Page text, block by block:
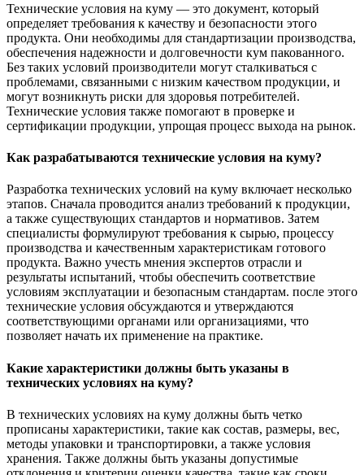
Технические условия на куму — это документ, который
определяет требования к качеству и безопасности этого
продукта. Они необходимы для стандартизации производства,
обеспечения надежности и долговечности кум пакованного.
Без таких условий производители могут сталкиваться с
проблемами, связанными с низким качеством продукции, и
могут возникнуть риски для здоровья потребителей.
Технические условия также помогают в проверке и
сертификации продукции, упрощая процесс выхода на рынок.
Как разрабатываются технические условия на куму?
Разработка технических условий на куму включает несколько
этапов. Сначала проводится анализ требований к продукции,
а также существующих стандартов и нормативов. Затем
специалисты формулируют требования к сырью, процессу
производства и качественным характеристикам готового
продукта. Важно учесть мнения экспертов отрасли и
результаты испытаний, чтобы обеспечить соответствие
условиям эксплуатации и безопасным стандартам. после этого
технические условия обсуждаются и утверждаются
соответствующими органами или организациями, что
позволяет начать их применение на практике.
Какие характеристики должны быть указаны в
технических условиях на куму?
В технических условиях на куму должны быть четко
прописаны характеристики, такие как состав, размеры, вес,
методы упаковки и транспортировки, а также условия
хранения. Также должны быть указаны допустимые